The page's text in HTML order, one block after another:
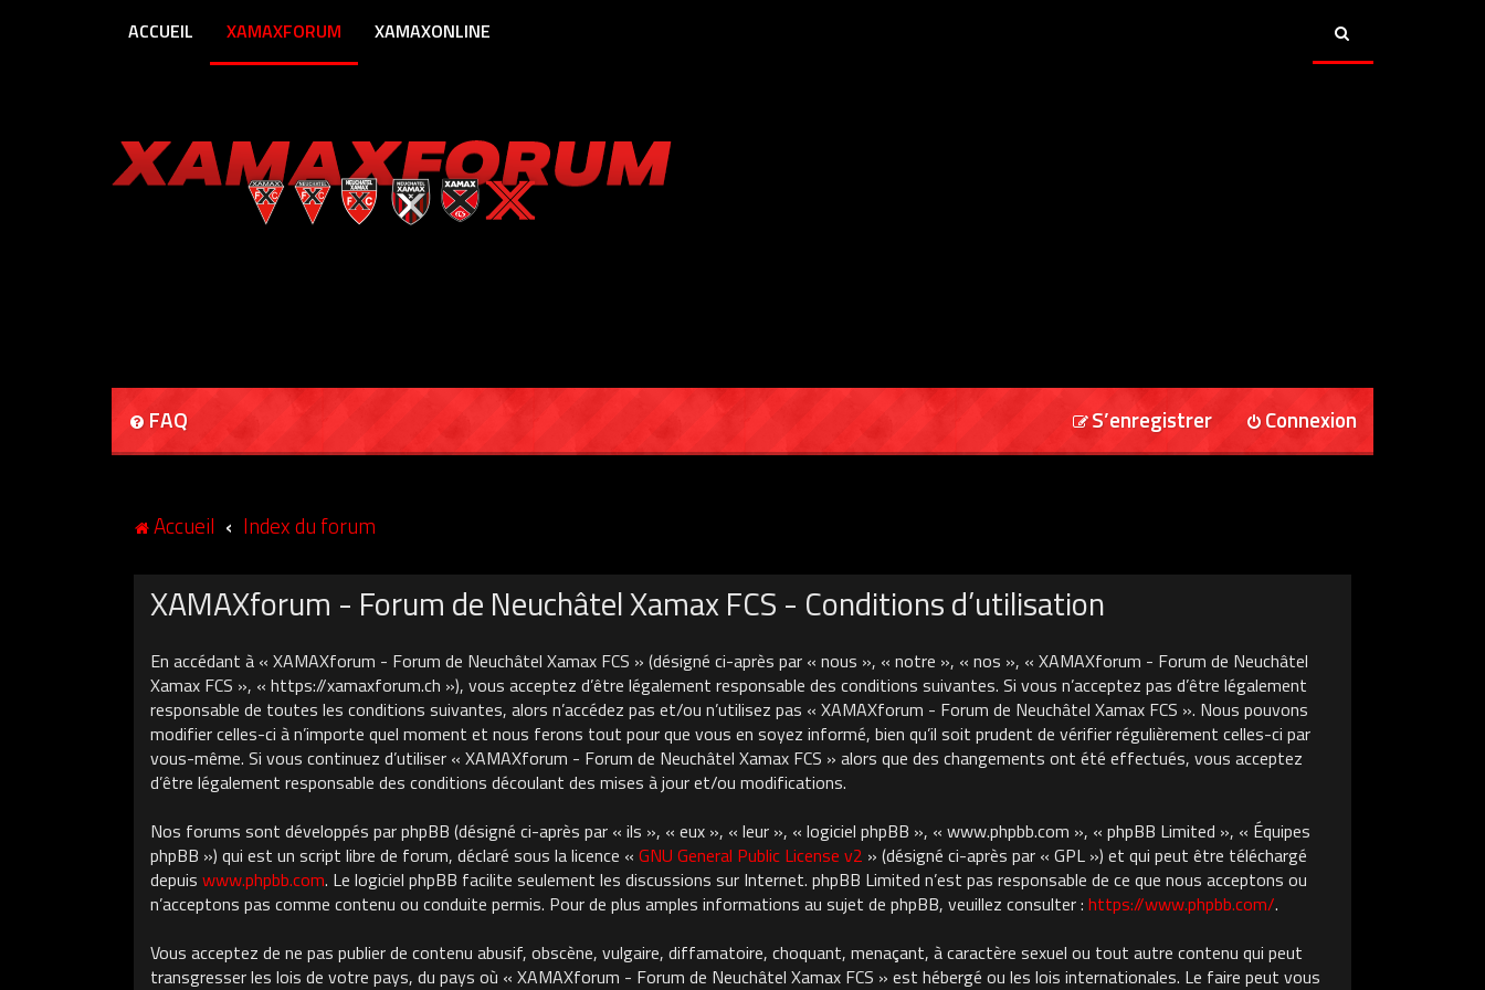
ACCUEIL XAMAXFORUM XAMAXONLINE
FAQ Connexion
S’enregistrer
Accueil Index du forum
XAMAXforum - Forum de Neuchâtel Xamax FCS - Conditions d’utilisation
En accédant à « XAMAXforum - Forum de Neuchâtel Xamax FCS » (désigné ci-après par « nous », « notre », « nos », « XAMAXforum - Forum de Neuchâtel
Xamax FCS », « https://xamaxforum.ch »), vous acceptez d’être légalement responsable des conditions suivantes. Si vous n’acceptez pas d’être légalement
responsable de toutes les conditions suivantes, alors n’accédez pas et/ou n’utilisez pas « XAMAXforum - Forum de Neuchâtel Xamax FCS ». Nous pouvons
modifier celles-ci à n’importe quel moment et nous ferons tout pour que vous en soyez informé, bien qu’il soit prudent de vérifier régulièrement celles-ci par
vous-même. Si vous continuez d’utiliser « XAMAXforum - Forum de Neuchâtel Xamax FCS » alors que des changements ont été effectués, vous acceptez
d’être légalement responsable des conditions découlant des mises à jour et/ou modifications.
Nos forums sont développés par phpBB (désigné ci-après par « ils », « eux », « leur », « logiciel phpBB », « www.phpbb.com », « phpBB Limited », « Équipes
phpBB ») qui est un script libre de forum, déclaré sous la licence « GNU General Public License v2 » (désigné ci-après par « GPL ») et qui peut être téléchargé
depuis www.phpbb.com. Le logiciel phpBB facilite seulement les discussions sur Internet. phpBB Limited n’est pas responsable de ce que nous acceptons ou
n’acceptons pas comme contenu ou conduite permis. Pour de plus amples informations au sujet de phpBB, veuillez consulter : https://www.phpbb.com/.
Vous acceptez de ne pas publier de contenu abusif, obscène, vulgaire, diffamatoire, choquant, menaçant, à caractère sexuel ou tout autre contenu qui peut
transgresser les lois de votre pays, du pays où « XAMAXforum - Forum de Neuchâtel Xamax FCS » est hébergé ou les lois internationales. Le faire peut vous